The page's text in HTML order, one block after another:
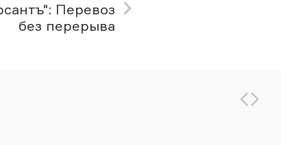
Перевоз
без перерыва